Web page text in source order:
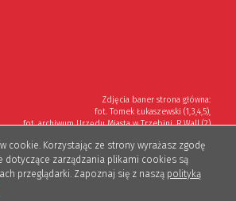
Zdjęcia baner strona główna:
fot. Tomek Łukaszewski (1,3,4,5),
fot. archiwum Urzędu Miasta w Trzebini, R.Wall (2)
Wykonanie: Lioosys
cookie. Korzystając ze strony wyrażasz zgodę
dotyczące zarządzania plikami cookies są
przeglądarki. Zapoznaj się z naszą polityką